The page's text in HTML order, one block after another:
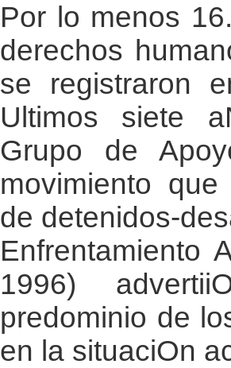
Por lo menos
derechos
se registraron
Ultimos siete
Grupo de
movimiento
de detenidos-
Enfrentamiento
1996)
predominio de
en la situaciOn